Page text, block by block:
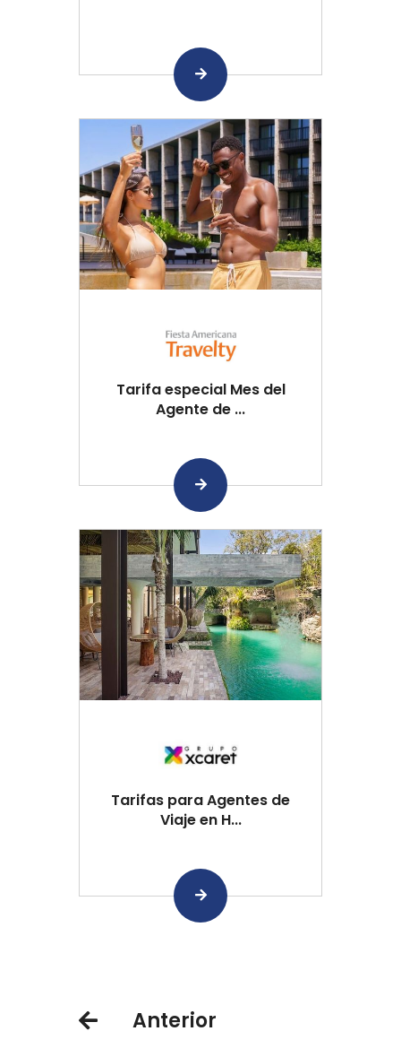
Tarifa especial Mes del
Agente de ...
Tarifas para Agentes de
Viaje en H...
Anterior